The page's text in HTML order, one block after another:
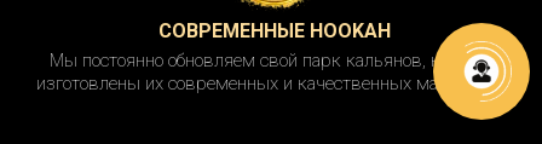
СОВРЕМЕННЫЕ HOOKAH
Мы постоянно обновляем свой парк кальянов, которые
изготовлены их современных и качественных материалов